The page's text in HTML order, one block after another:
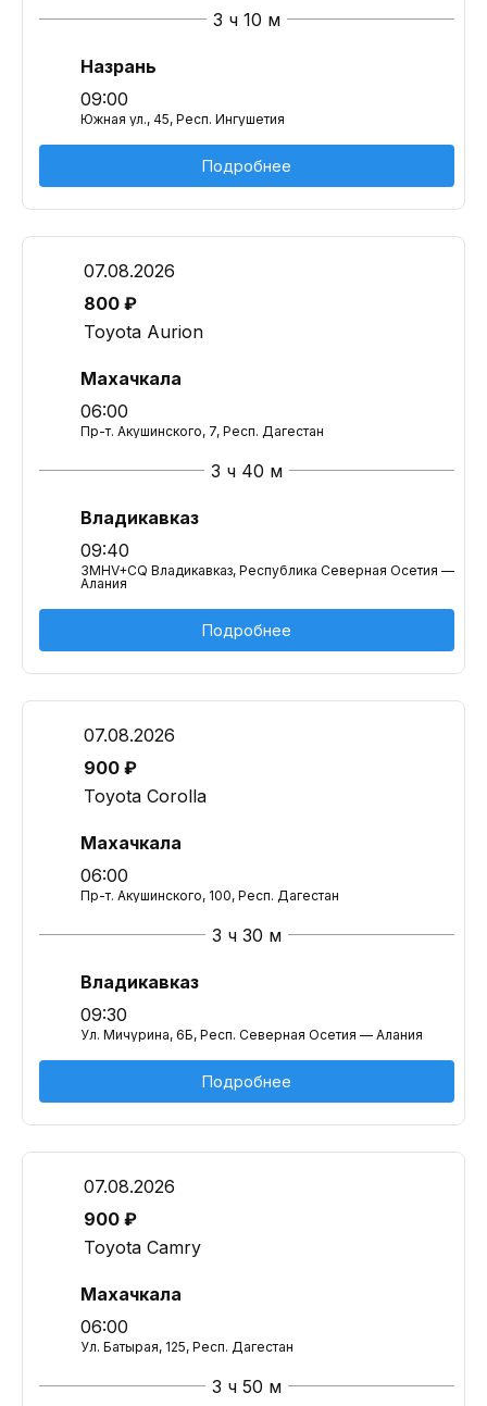
3 ч 10 м
Назрань
09:00
Южная ул., 45, Респ. Ингушетия
Подробнее
07.08.2026
800 ₽
Toyota Aurion
Махачкала
06:00
Пр-т. Акушинского, 7, Респ. Дагестан
3 ч 40 м
Владикавказ
09:40
3MHV+CQ Владикавказ, Республика Северная Осетия —
Алания
Подробнее
07.08.2026
900 ₽
Toyota Corolla
Махачкала
06:00
Пр-т. Акушинского, 100, Респ. Дагестан
3 ч 30 м
Владикавказ
09:30
Ул. Мичурина, 6Б, Респ. Северная Осетия — Алания
Подробнее
07.08.2026
900 ₽
Toyota Camry
Махачкала
06:00
Ул. Батырая, 125, Респ. Дагестан
3 ч 50 м